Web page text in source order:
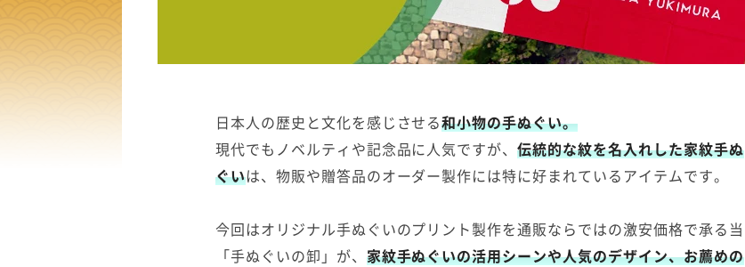
日本人の歴史と文化を感じさせる和小物の手ぬぐい。
現代でもノベルティや記念品に人気ですが、伝統的な紋を名入れした家紋手ぬ
ぐいは、物販や贈答品のオーダー製作には特に好まれているアイテムです。
今回はオリジナル手ぬぐいのプリント製作を通販ならではの激安価格で承る当
「手ぬぐいの卸」が、 家紋手ぬぐいの活用シーンや人気のデザイン、お薦めの